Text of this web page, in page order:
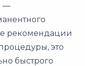
—
рекомендации
это
быстрого